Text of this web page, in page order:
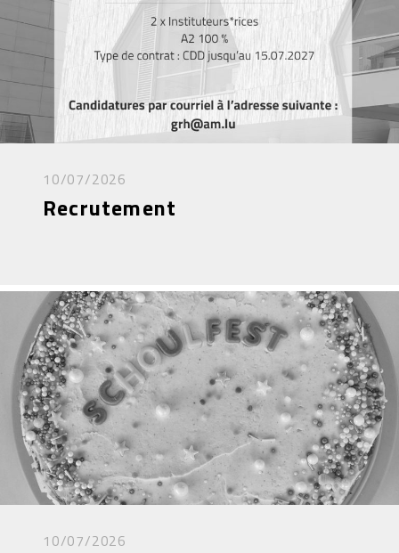
10/07/2026
Recrutement
10/07/2026